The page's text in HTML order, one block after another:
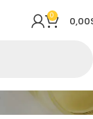
0 0,00